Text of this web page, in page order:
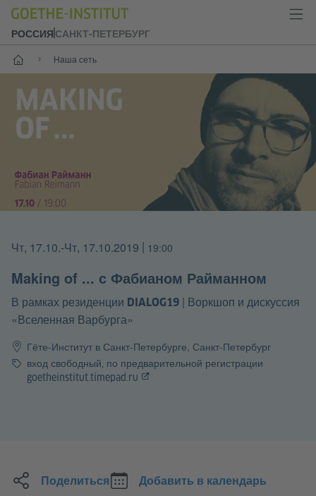
РОССИЯ САНКТ-ПЕТЕРБУРГ
Старт
Наша сеть
Чт, 17.10.-Чт, 17.10.2019 19:00
Making of ... с Фабианом Райманном
В рамках резиденции DIALOG19 | Воркшоп и дискуссия
«Вселенная Варбурга»
Гёте-Институт в Санкт-Петербурге, Санкт-Петербург
Стоимость
вход свободный, по предварительной регистрации
goetheinstitut.timepad.ru
Поделиться Добавить в календарь